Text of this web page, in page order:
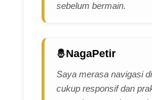
sebelum bermain.
NagaPetir
Saya merasa navigasi
cukup responsif dan